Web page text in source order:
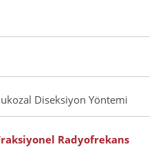
Diseksiyon Yöntemi
Radyofrekans